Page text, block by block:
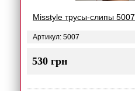
Misstyle трусы-слипы 5007
Артикул: 5007
530 грн